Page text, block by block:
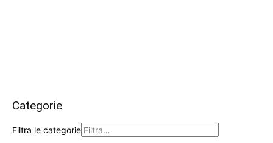
Categorie
Filtra le categorie